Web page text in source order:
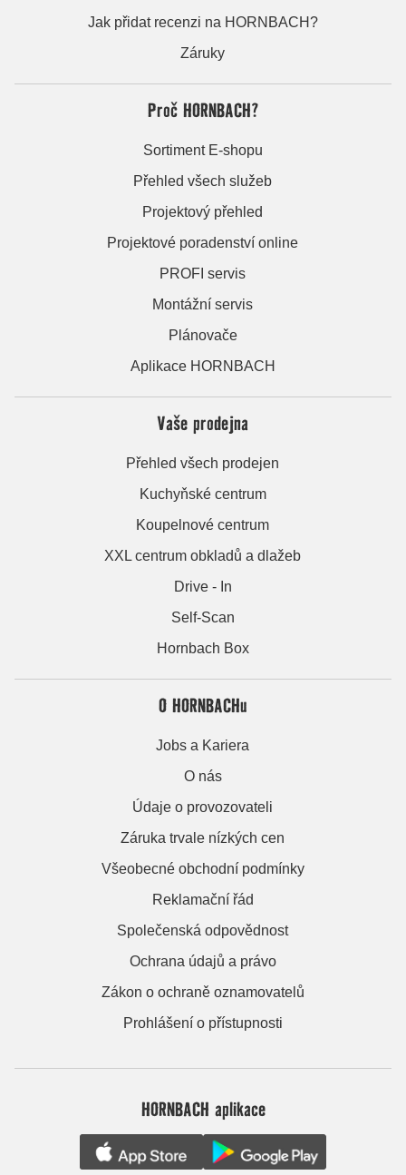
Jak přidat recenzi na HORNBACH?
Záruky
Proč HORNBACH?
Sortiment E-shopu
Přehled všech služeb
Projektový přehled
Projektové poradenství online
PROFI servis
Montážní servis
Plánovače
Aplikace HORNBACH
Vaše prodejna
Přehled všech prodejen
Kuchyňské centrum
Koupelnové centrum
XXL centrum obkladů a dlažeb
Drive - In
Self-Scan
Hornbach Box
O HORNBACHu
Jobs a Kariera
O nás
Údaje o provozovateli
Záruka trvale nízkých cen
Všeobecné obchodní podmínky
Reklamační řád
Společenská odpovědnost
Ochrana údajů a právo
Zákon o ochraně oznamovatelů
Prohlášení o přístupnosti
HORNBACH aplikace